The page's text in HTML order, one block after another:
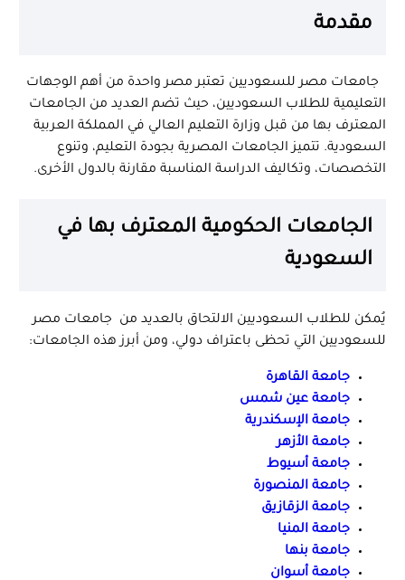
مقدمة
جامعات مصر للسعوديين تعتبر مصر واحدة من أهم الوجهات
التعليمية للطلاب السعوديين، حيث تضم العديد من الجامعات
المعترف بها من قبل وزارة التعليم العالي في المملكة العربية
السعودية. تتميز الجامعات المصرية بجودة التعليم، وتنوع
التخصصات، وتكاليف الدراسة المناسبة مقارنة بالدول الأخرى.
الجامعات الحكومية المعترف بها في
السعودية
يُمكن للطلاب السعوديين الالتحاق بالعديد من جامعات مصر
للسعوديين التي تحظى باعتراف دولي، ومن أبرز هذه الجامعات:
جامعة القاهرة
جامعة عين شمس
جامعة الإسكندرية
جامعة الأزهر
جامعة أسيوط
جامعة المنصورة
جامعة الزقازيق
جامعة المنيا
جامعة بنها
جامعة أسوان